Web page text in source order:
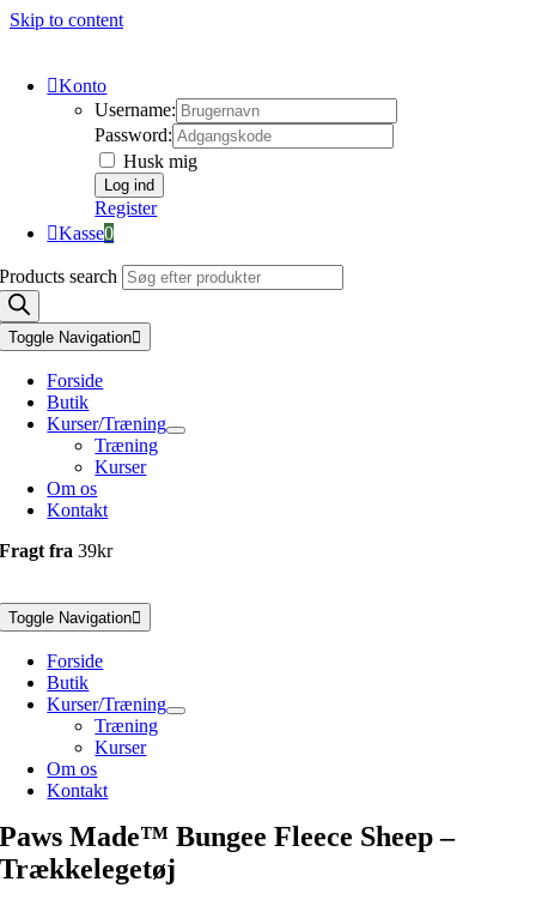
Skip to content
Konto
Username:
Password:
Husk mig
Register
Kasse0
Products search
Toggle Navigation
Forside
Butik
Kurser/Træning
Træning
Kurser
Om os
Kontakt
Fragt fra39kr
Toggle Navigation
Forside
Butik
Kurser/Træning
Træning
Kurser
Om os
Kontakt
Paws Made™ Bungee Fleece Sheep –
Trækkelegetøj